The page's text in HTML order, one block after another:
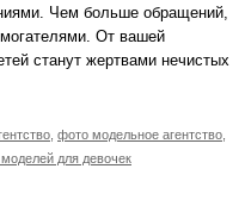
Чем больше обращений,
От вашей
станут жертвами нечистых
фото модельное агентство
для девочек